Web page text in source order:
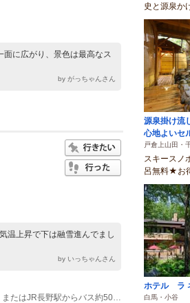
に広がり、景色は最高なス
by がっちゃんさん
温上昇で下は融雪進んでまし
by いっちゃんさん
(2)JR神城駅または飯森駅から5分（無料シャトルバス、またはJR長野駅からバス約50分）
史と源泉か
源泉掛け流
心地よい
戸倉上山田・
スキースノ
呂無料★お
ホテル ラ
白馬・小谷